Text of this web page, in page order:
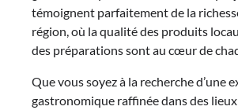
témoignent parfaitement de la
région, où la qualité des produits
des préparations sont au cœur de
Que vous soyez à la recherche d’une
gastronomique raffinée dans des